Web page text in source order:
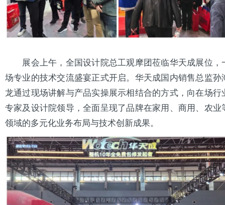
展会上午，全国设计院总工观摩团莅临华天成展位，
场专业的技术交流盛宴正式开启。华天成国内销售总监孙
龙通过现场讲解与产品实操展示相结合的方式，向在场行
专家及设计院领导，全面呈现了品牌在家用、商用、农业
领域的多元化业务布局与技术创新成果。